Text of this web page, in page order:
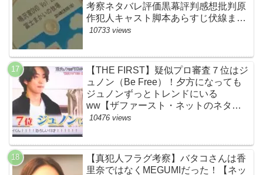
考察ネタバレ評価黒幕評判感想批判原
作犯人キャスト脚本あらすじ伏線まと
め】
10733 views
【THE FIRST】疑似プロ審査７位はジ
ュノン（Be Free）！夕方になっても
ジュノンずっとトレンドにいる
ww【ザファースト・ネットのネタバ
レ感想考察まとめ・スッキリ・
10476 views
【真犯人フラグ考察】バタコさんは香
里奈ではなくMEGUMIだった！【ネッ